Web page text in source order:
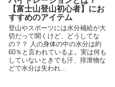
【富士山登山初心者】にお
すすめのアイテム
登山やスポーツには水分補給が大
切だって聞くけど、どうしてな
の？？ 人の身体の中の水分は約
60％と言われているよ。実は何も
していないときでも汗、排泄物な
どで水分は失われ...